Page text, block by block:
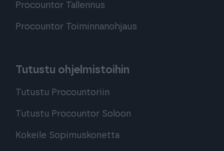
Procountor Tallennus
Procountor Toiminnanohjaus
Tutustu ohjelmistoihin
Tutustu Procountoriin
Tutustu Procountor Soloon
Kokeile Sopimuskonetta